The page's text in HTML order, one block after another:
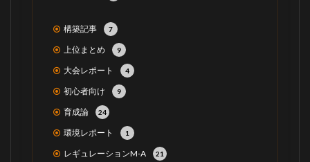
構築記事 7
上位まとめ 9
大会レポート 4
初心者向け 9
育成論 24
環境レポート 1
レギュレーションM-A 21